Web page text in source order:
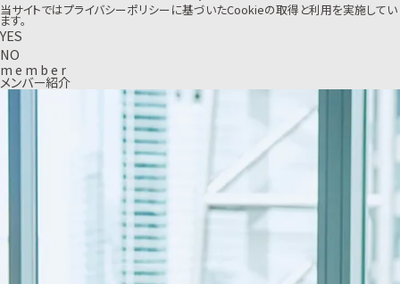
当サイトではプライバシーポリシーに基づいたCookieの取得と利用を実施してい
ます。
YES
NO
m e m b e r
メンバー紹介